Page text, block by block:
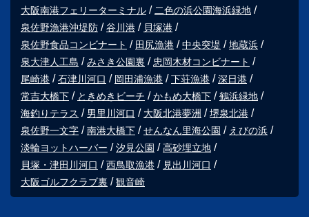
大阪南港フェリーターミナル
二色の浜公園海浜緑地
泉佐野漁港沖堤防
谷川港
貝塚港
泉佐野食品コンビナート
田尻漁港 中央突堤
地蔵浜
泉大津人工島
みさき公園裏
忠岡木材コンビナート
尾崎港
石津川河口 岡田浦漁港 下荘漁港
深日港
常吉大橋下
ときめきビーチ かもめ大橋下
鶴浜緑地
海釣りテラス
男里川河口 大阪北港夢洲
堺泉北港
泉佐野一文字
南港大橋下 せんなん里海公園
えびの浜
淡輪ヨットハーバー
汐見公園
高砂埋立地
貝塚・津田川河口
西鳥取漁港
見出川河口
大阪ゴルフクラブ裏
観音崎